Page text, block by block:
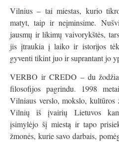
Vilnius – tai miestas, kurio
matyt, taip ir neįminsime.
jausmų ir likimų vaivorykštės,
jis įtraukia į laiko ir istorijos
gyventi tikint juo ir suprantant jo
VERBO ir CREDO – du
filosofijos pagrindu. 1998
Vilniaus verslo, mokslo, kultūros
Vilnių iš įvairių Lietuvos
įsimylėjo šį miestą ir tapo
žmonės, kurie savo darbais,